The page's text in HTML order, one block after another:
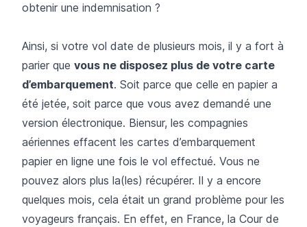
obtenir une indemnisation ?
Ainsi, si votre vol date de plusieurs mois, il y a fort à
parier que vous ne disposez plus de votre carte
d’embarquement. Soit parce que celle en papier a
été jetée, soit parce que vous avez demandé une
version électronique. Biensur, les compagnies
aériennes effacent les cartes d’embarquement
papier en ligne une fois le vol effectué. Vous ne
pouvez alors plus la(les) récupérer. Il y a encore
quelques mois, cela était un grand problème pour les
voyageurs français. En effet, en France, la Cour de